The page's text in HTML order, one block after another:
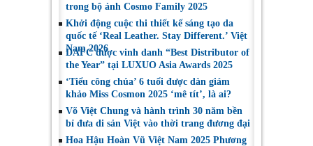
trong bộ ảnh Cosmo Family 2025
Khởi động cuộc thi thiết kế sáng tạo da
quốc tế ‘Real Leather. Stay Different.’ Việt
Nam 2026
DAFC được vinh danh “Best Distributor of
the Year” tại LUXUO Asia Awards 2025
‘Tiểu công chúa’ 6 tuổi được dàn giám
khảo Miss Cosmon 2025 ‘mê tít’, là ai?
Võ Việt Chung và hành trình 30 năm bền
bỉ đưa di sản Việt vào thời trang đương đại
Hoa Hậu Hoàn Vũ Việt Nam 2025 Phương